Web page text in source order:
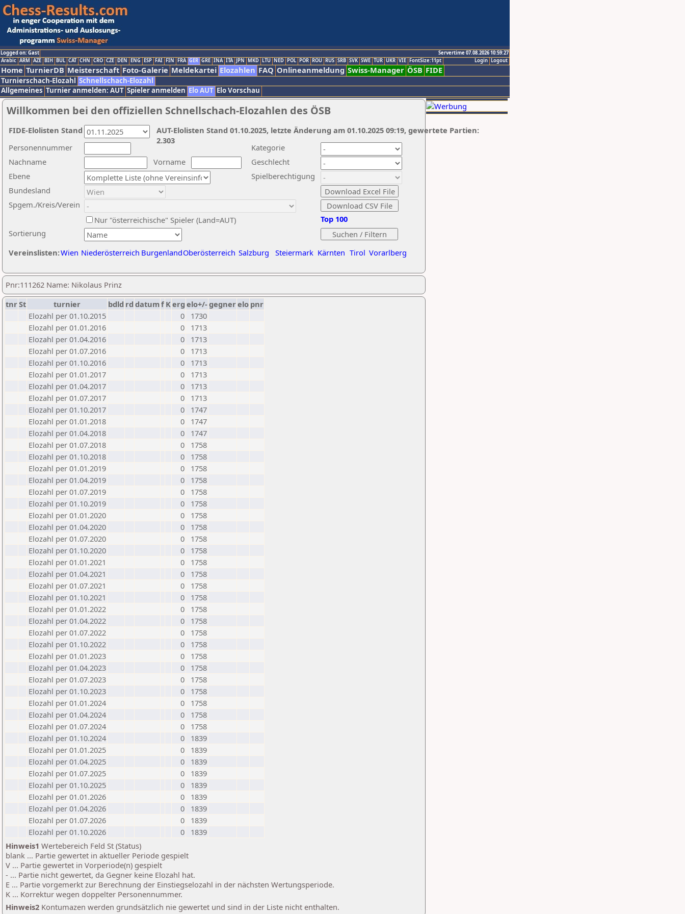
Logged on: Gast
Servertime 07.08.2026 10:59:27
Logout
Login
Arabic ARM AZE BIH BUL CAT CHN CRO CZE DEN ENG ESP FAI FIN FRA GER GRE INA ITA JPN MKD LTU NED POL POR ROU RUS SRB SVK SWE TUR UKR VIE FontSize:11pt
Home TurnierDB Meisterschaft Foto-Galerie Meldekartei Elozahlen FAQ Onlineanmeldung Swiss-Manager ÖSB FIDE
Turnierschach-Elozahl Schnellschach-Elozahl
Allgemeines Turnier anmelden: AUT Spieler anmelden Elo AUT Elo Vorschau
Willkommen bei den offiziellen Schnellschach-Elozahlen des ÖSB
Nachname
Vorname
Ebene
Kategorie
Sortierung
Personennummer
Bundesland
Spgem./Kreis/Verein
Geschlecht
Nur "österreichische" Spieler (Land=AUT)
Spielberechtigung
Vereinslisten:Wien Niederösterreich BurgenlandOberösterreich Salzburg Steiermark Kärnten Tirol Vorarlberg
Top 100
AUT-Elolisten Stand 01.10.2025, letzte Änderung am 01.10.2025 09:19, gewertete Partien:
2.303
FIDE-Elolisten Stand
Pnr:111262 Name: Nikolaus Prinz
tnrSt turnier bdld rd datumf Kerg elo+/-gegnerelo pnr
Elozahl per 01.10.2015
0
1730
Elozahl per 01.01.2016
0
1713
Elozahl per 01.04.2016
0
1713
Elozahl per 01.07.2016
0
1713
Elozahl per 01.10.2016
0
1713
Elozahl per 01.01.2017
0
1713
Elozahl per 01.04.2017
0
1713
Elozahl per 01.07.2017
0
1713
Elozahl per 01.10.2017
0
1747
Elozahl per 01.01.2018
0
1747
Elozahl per 01.04.2018
0
1747
Elozahl per 01.07.2018
0
1758
Elozahl per 01.10.2018
0
1758
Elozahl per 01.01.2019
0
1758
Elozahl per 01.04.2019
0
1758
Elozahl per 01.07.2019
0
1758
Elozahl per 01.10.2019
0
1758
Elozahl per 01.01.2020
0
1758
Elozahl per 01.04.2020
0
1758
Elozahl per 01.07.2020
0
1758
Elozahl per 01.10.2020
0
1758
Elozahl per 01.01.2021
0
1758
Elozahl per 01.04.2021
0
1758
Elozahl per 01.07.2021
0
1758
Elozahl per 01.10.2021
0
1758
Elozahl per 01.01.2022
0
1758
Elozahl per 01.04.2022
0
1758
Elozahl per 01.07.2022
0
1758
Elozahl per 01.10.2022
0
1758
Elozahl per 01.01.2023
0
1758
Elozahl per 01.04.2023
0
1758
Elozahl per 01.07.2023
0
1758
Elozahl per 01.10.2023
0
1758
Elozahl per 01.01.2024
0
1758
Elozahl per 01.04.2024
0
1758
Elozahl per 01.07.2024
0
1758
Elozahl per 01.10.2024
0
1839
Elozahl per 01.01.2025
0
1839
Elozahl per 01.04.2025
0
1839
Elozahl per 01.07.2025
0
1839
Elozahl per 01.10.2025
0
1839
Elozahl per 01.01.2026
0
1839
Elozahl per 01.04.2026
0
1839
Elozahl per 01.07.2026
0
1839
Elozahl per 01.10.2026
0
1839
Hinweis1 Wertebereich Feld St (Status)
blank ... Partie gewertet in aktueller Periode gespielt
V ... Partie gewertet in Vorperiode(n) gespielt
- ... Partie nicht gewertet, da Gegner keine Elozahl hat.
E ... Partie vorgemerkt zur Berechnung der Einstiegselozahl in der nächsten Wertungsperiode.
K ... Korrektur wegen doppelter Personennummer.
Hinweis2 Kontumazen werden grundsätzlich nie gewertet und sind in der Liste nicht enthalten.